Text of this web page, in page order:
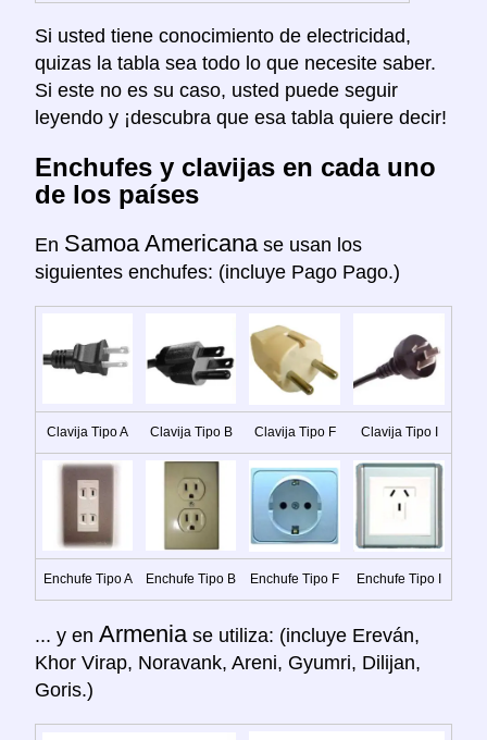
Si usted tiene conocimiento de electricidad,
quizas la tabla sea todo lo que necesite saber.
Si este no es su caso, usted puede seguir
leyendo y ¡descubra que esa tabla quiere decir!
Enchufes y clavijas en cada uno
de los países
En Samoa Americana se usan los
siguientes enchufes: (incluye Pago Pago.)
Clavija Tipo A Clavija Tipo B Clavija Tipo F Clavija Tipo I
Enchufe Tipo A Enchufe Tipo B Enchufe Tipo F Enchufe Tipo I
... y en Armenia se utiliza: (incluye Ereván,
Khor Virap, Noravank, Areni, Gyumri, Dilijan,
Goris.)